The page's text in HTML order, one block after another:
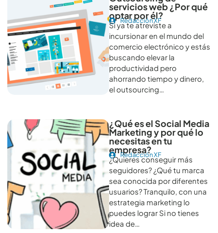
servicios web ¿Por qué
optar por él?
Redacción XF
Si ya te atreviste a
incursionar en el mundo del
comercio electrónico y estás
buscando elevar la
productividad pero
ahorrando tiempo y dinero,
el outsourcing…
¿Qué es el Social Media
Marketing y por qué lo
necesitas en tu
empresa?
Redacción XF
¿Quieres conseguir más
seguidores? ¿Qué tu marca
sea conocida por diferentes
usuarios? Tranquilo, con una
estrategia marketing lo
puedes lograr Si no tienes
idea de…